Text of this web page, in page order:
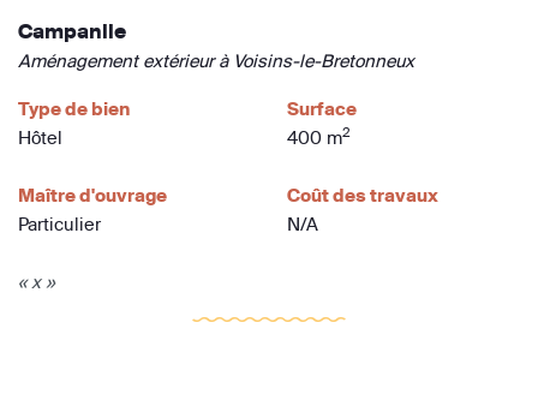
Campanile
Aménagement extérieur à Voisins-le-Bretonneux
Type de bien
Hôtel
Surface
400 m2
Maître d'ouvrage
Particulier
Coût des travaux
N/A
« x »